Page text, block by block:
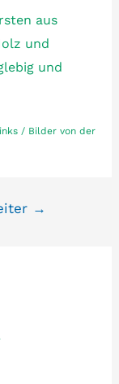
aus
und
und
/ Bilder von der
→